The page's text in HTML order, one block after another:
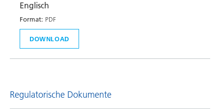
Englisch
Format: PDF
DOWNLOAD
Regulatorische Dokumente